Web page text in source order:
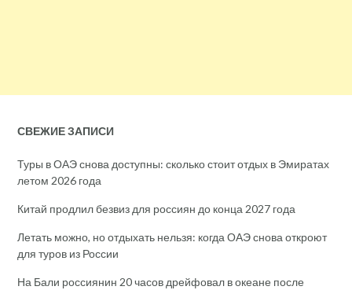
СВЕЖИЕ ЗАПИСИ
Туры в ОАЭ снова доступны: сколько стоит отдых в Эмиратах
летом 2026 года
Китай продлил безвиз для россиян до конца 2027 года
Летать можно, но отдыхать нельзя: когда ОАЭ снова откроют
для туров из России
На Бали россиянин 20 часов дрейфовал в океане после